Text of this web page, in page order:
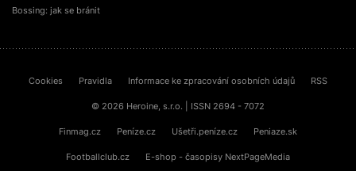
Bossing: jak se bránit
Cookies Pravidla Informace ke zpracování osobních údajů RSS
© 2026 Heroine, s.r.o. | ISSN 2694 - 7072
Finmag.cz Peníze.cz Ušetři.peníze.cz Peniaze.sk
Footballclub.cz E-shop - časopisy NextPageMedia